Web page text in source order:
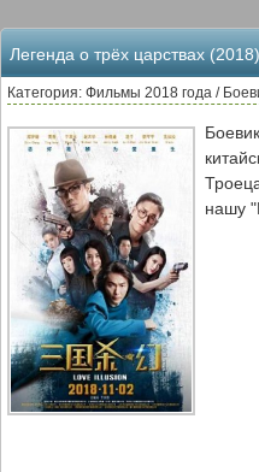
Легенда о трёх царствах (2018)
Категория: Фильмы 2018 года /
нашу